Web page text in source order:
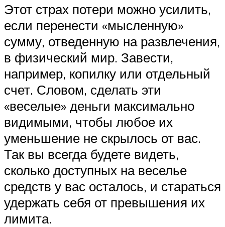
Этот страх потери можно усилить,
если перенести «мысленную»
сумму, отведенную на развлечения,
в физический мир. Завести,
например, копилку или отдельный
счет. Словом, сделать эти
«веселые» деньги максимально
видимыми, чтобы любое их
уменьшение не скрылось от вас.
Так вы всегда будете видеть,
сколько доступных на веселье
средств у вас осталось, и стараться
удержать себя от превышения их
лимита.